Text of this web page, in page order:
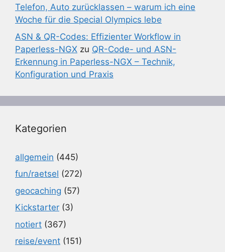
Telefon, Auto zurücklassen – warum ich eine
Woche für die Special Olympics lebe
ASN & QR-Codes: Effizienter Workflow in
Paperless-NGX zu QR-Code- und ASN-
Erkennung in Paperless-NGX – Technik,
Konfiguration und Praxis
Kategorien
allgemein (445)
fun/raetsel (272)
geocaching (57)
Kickstarter (3)
notiert (367)
reise/event (151)